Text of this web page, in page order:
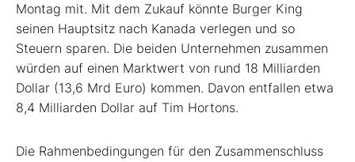
Montag mit. Mit dem Zukauf könnte Burger King
seinen Hauptsitz nach Kanada verlegen und so
Steuern sparen. Die beiden Unternehmen zusammen
würden auf einen Marktwert von rund 18 Milliarden
Dollar (13,6 Mrd Euro) kommen. Davon entfallen etwa
8,4 Milliarden Dollar auf Tim Hortons.
Die Rahmenbedingungen für den Zusammenschluss